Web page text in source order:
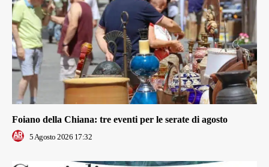
Foiano della Chiana: tre eventi per le serate di agosto
5 Agosto 2026 17:32